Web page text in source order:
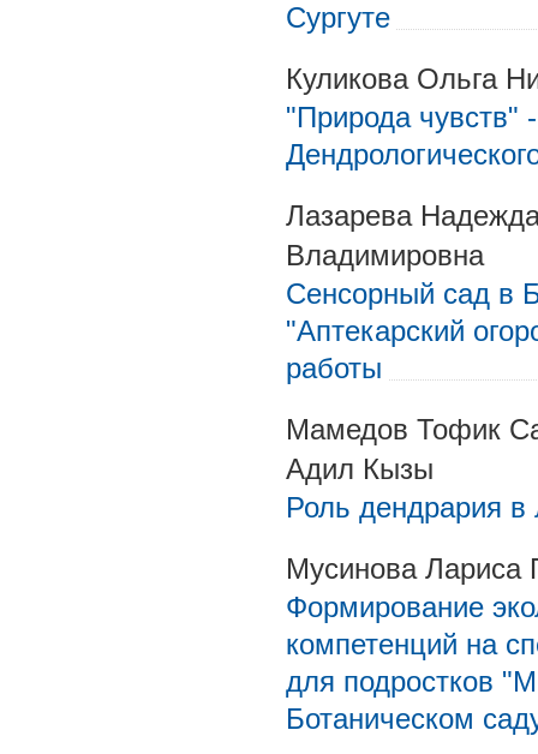
Сургуте
Куликова Ольга
"Природа чувств"
Лазарева
Владимировна
Сенсорный сад в
"Аптекарский
работы
Мамедов Тофик
Адил Кызы
Роль дендрария
Мусинова Лариса
Формирование
компетенций на
для подростков
Ботаническом